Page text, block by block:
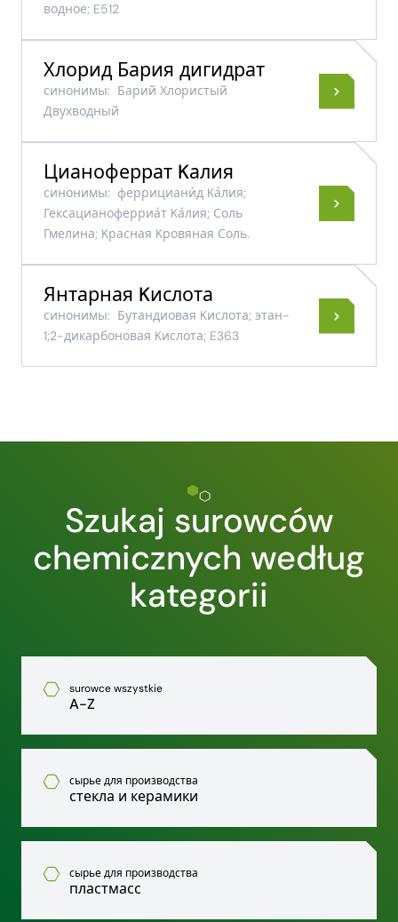
водное; E512
Хлорид Бария дигидрат
синонимы: Барий Хлористый
Двухводный
Цианоферрат Kалия
синонимы: феррициани́д Kа́лия;
Гексацианоферриа́т Kа́лия; Соль
Гмелина; Kрасная Kровяная Соль.
Янтарная Kислота
синонимы: Бутандиовая Kислота; этан-​
1;2-​дикарбоновая Kислота; E363
Szukaj surowców
chemicznych według
kategorii
surowce wszystkie
A-Z
сырье для производства
стекла и керамики
сырье для производства
пластмасс